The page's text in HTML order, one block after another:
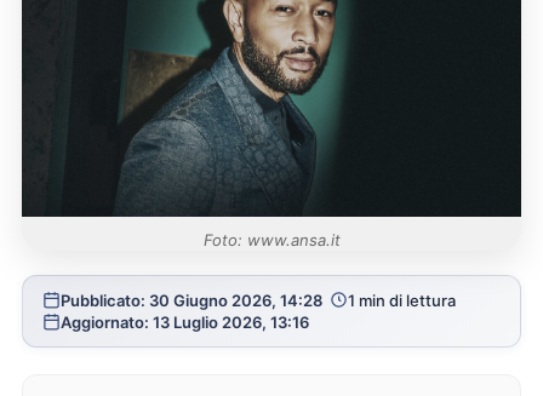
Foto: www.ansa.it
Pubblicato: 30 Giugno 2026, 14:28
1 min di lettura
Aggiornato: 13 Luglio 2026, 13:16